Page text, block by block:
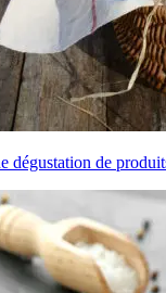
dégustation de